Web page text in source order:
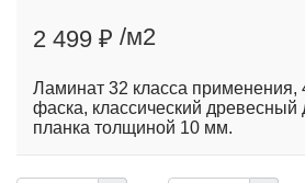
2 499 ₽ /м2
Ламинат 32 класса применения,
фаска, классический древесный
планка толщиной 10 мм.